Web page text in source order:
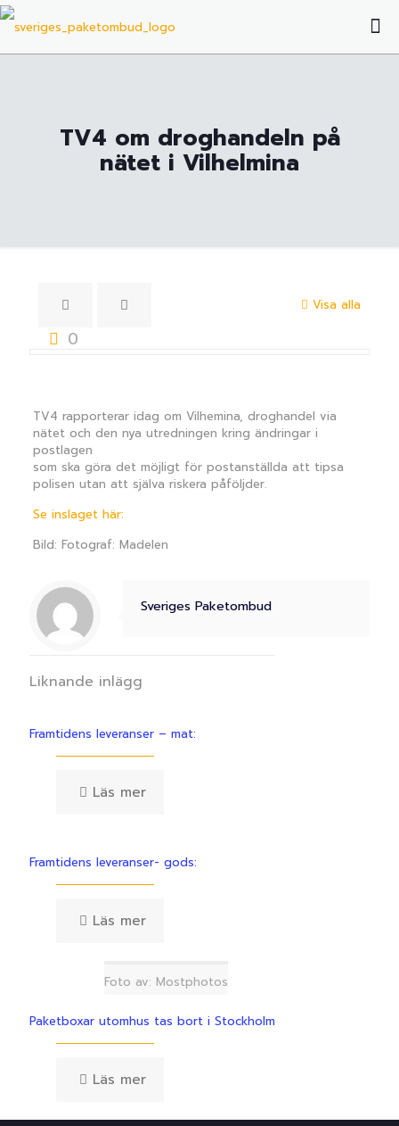
TV4 om droghandeln på
nätet i Vilhelmina
Visa alla
0
TV4 rapporterar idag om Vilhemina, droghandel via
nätet och den nya utredningen kring ändringar i
postlagen
som ska göra det möjligt för postanställda att tipsa
polisen utan att själva riskera påföljder.
Se inslaget här:
Bild: Fotograf: Madelen
Sveriges Paketombud
Liknande inlägg
Framtidens leveranser – mat:
Läs mer
Framtidens leveranser- gods:
Läs mer
Foto av: Mostphotos
Paketboxar utomhus tas bort i Stockholm
Läs mer